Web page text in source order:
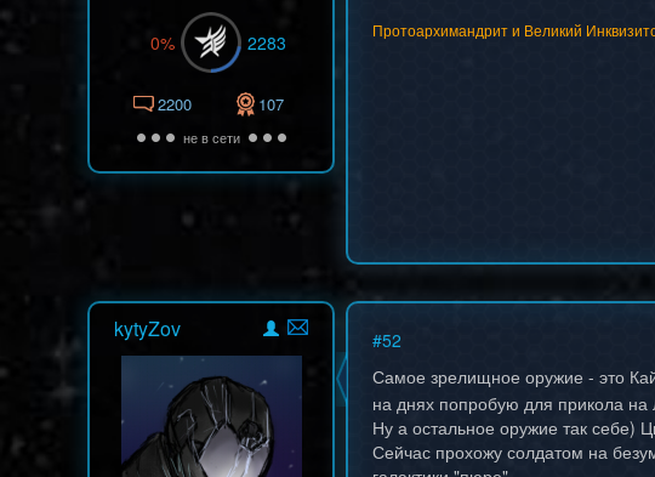
0% 2283
2200 107
не в сети
Протоархимандрит и Великий
kytyZov #52
Самое зрелищное оружие - это
на днях попробую для прикола на
Ну а остальное оружие так себе)
Сейчас прохожу солдатом на